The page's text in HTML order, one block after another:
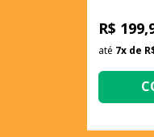
R$
até 7x de